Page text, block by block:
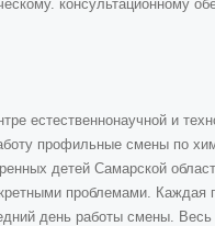
консультационному
естественнонаучной и
профильные смены по
детей Самарской
проблемами.
день работы смены.